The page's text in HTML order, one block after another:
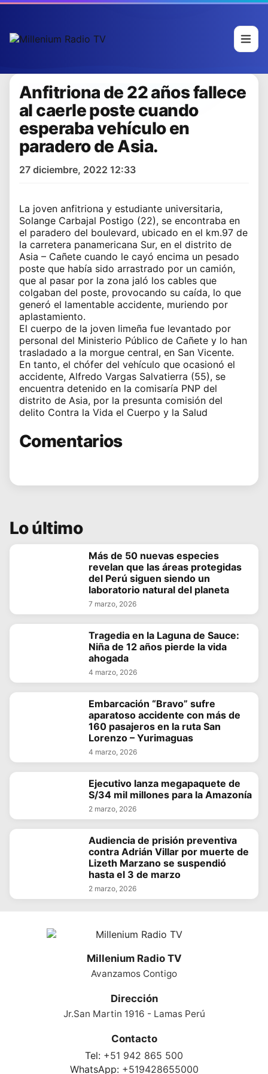
Anfitriona de 22 años fallece
al caerle poste cuando
esperaba vehículo en
paradero de Asia.
27 diciembre, 2022 12:33
La joven anfitriona y estudiante universitaria,
Solange Carbajal Postigo (22), se encontraba en
el paradero del boulevard, ubicado en el km.97 de
la carretera panamericana Sur, en el distrito de
Asia – Cañete cuando le cayó encima un pesado
poste que había sido arrastrado por un camión,
que al pasar por la zona jaló los cables que
colgaban del poste, provocando su caída, lo que
generó el lamentable accidente, muriendo por
aplastamiento.
El cuerpo de la joven limeña fue levantado por
personal del Ministerio Público de Cañete y lo han
trasladado a la morgue central, en San Vicente.
En tanto, el chófer del vehículo que ocasionó el
accidente, Alfredo Vargas Salvatierra (55), se
encuentra detenido en la comisaría PNP del
distrito de Asia, por la presunta comisión del
delito Contra la Vida el Cuerpo y la Salud
Comentarios
Lo último
Más de 50 nuevas especies
revelan que las áreas protegidas
del Perú siguen siendo un
laboratorio natural del planeta
7 marzo, 2026
Tragedia en la Laguna de Sauce:
Niña de 12 años pierde la vida
ahogada
4 marzo, 2026
Embarcación “Bravo” sufre
aparatoso accidente con más de
160 pasajeros en la ruta San
Lorenzo – Yurimaguas
4 marzo, 2026
Ejecutivo lanza megapaquete de
S/34 mil millones para la Amazonía
2 marzo, 2026
Audiencia de prisión preventiva
contra Adrián Villar por muerte de
Lizeth Marzano se suspendió
hasta el 3 de marzo
2 marzo, 2026
Millenium Radio TV
Avanzamos Contigo
Dirección
Jr.San Martin 1916 - Lamas Perú
Contacto
Tel: +51 942 865 500
WhatsApp: +519428655000